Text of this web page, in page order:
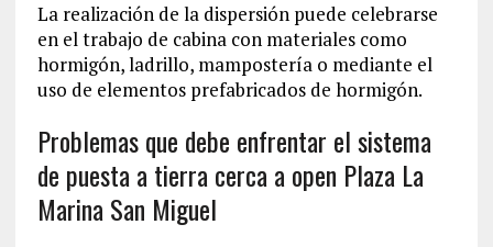
La realización de la dispersión puede celebrarse
en el trabajo de cabina con materiales como
hormigón, ladrillo, mampostería o mediante el
uso de elementos prefabricados de hormigón.
Problemas que debe enfrentar el sistema
de puesta a tierra cerca a open Plaza La
Marina San Miguel